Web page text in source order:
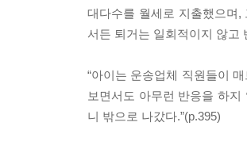
대다수를 월세로 지출했으며
서든 퇴거는 일회적이지 않고
“아이는 운송업체 직원들이
보면서도 아무런 반응을 하
니 밖으로 나갔다.”(p.395)